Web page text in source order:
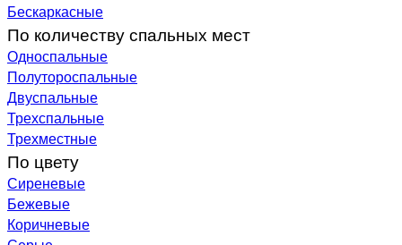
Бескаркасные
По количеству спальных мест
Односпальные
Полутороспальные
Двуспальные
Трехспальные
Трехместные
По цвету
Сиреневые
Бежевые
Коричневые